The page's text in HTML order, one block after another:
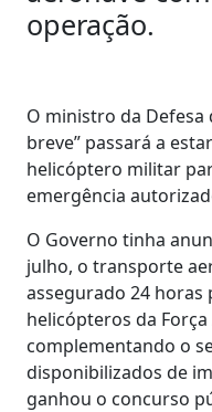
operação.
O ministro da Defesa
breve” passará a
helicóptero militar
emergência
O Governo tinha
julho, o transporte
assegurado 24
helicópteros da Força
complementando o
disponibilizados de
ganhou o concurso